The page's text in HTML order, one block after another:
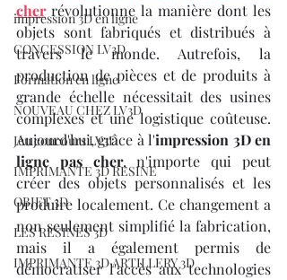
impression 3D en ligne
CONCESSION LV3D
Formation en ligne
NOUVEAU CHEZ LV3D
Jeu concours LV3D
IMPRIMANTE 3D RESINE
OBJET 3D
LES RESINES 3D
IMPRIMANTE 3D ARTILLERY 3D
cher révolutionne la manière dont les
objets sont fabriqués et distribués à
travers le monde. Autrefois, la
production de pièces et de produits à
grande échelle nécessitait des usines
complexes et une logistique coûteuse.
Aujourd'hui, grâce à l'impression 3D en
ligne pas cher, n'importe qui peut
créer des objets personnalisés et les
produire localement. Ce changement a
non seulement simplifié la fabrication,
mais il a également permis de
démocratiser l'accès aux technologies